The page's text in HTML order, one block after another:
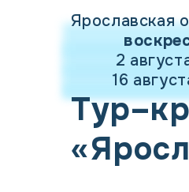
Ярославская
2
16